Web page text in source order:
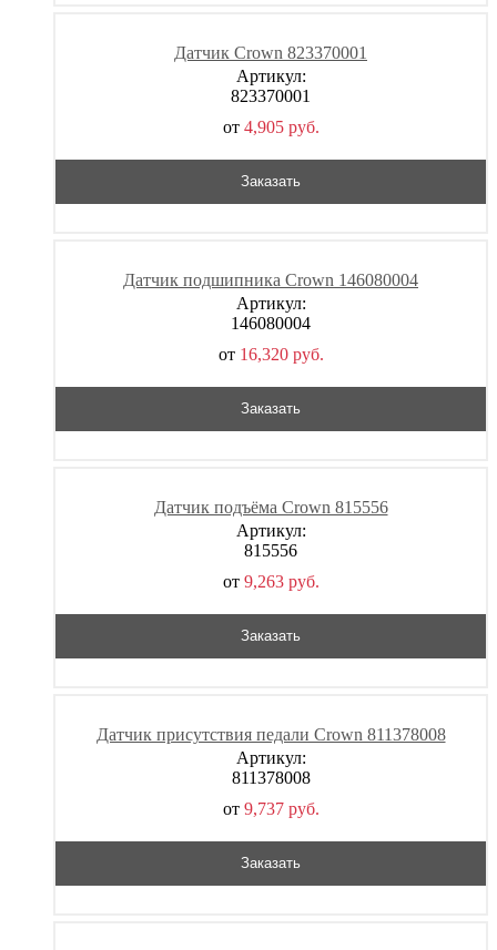
Датчик Crown 823370001
Артикул:
823370001
от 4,905 руб.
Заказать
Датчик подшипника Crown 146080004
Артикул:
146080004
от 16,320 руб.
Заказать
Датчик подъёма Crown 815556
Артикул:
815556
от 9,263 руб.
Заказать
Датчик присутствия педали Crown 811378008
Артикул:
811378008
от 9,737 руб.
Заказать